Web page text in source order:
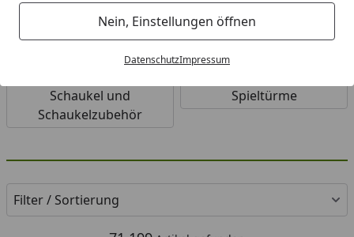
Nein, Einstellungen öffnen
DatenschutzImpressum
Schaukel und
Schaukelzubehör
Spieltürme
Filter / Sortierung